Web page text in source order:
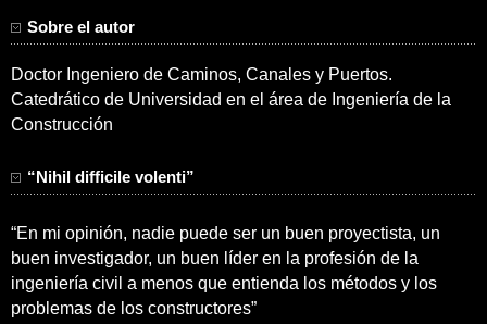
Sobre el autor
Doctor Ingeniero de Caminos, Canales y Puertos.
Catedrático de Universidad en el área de Ingeniería de la
Construcción
“Nihil difficile volenti”
“En mi opinión, nadie puede ser un buen proyectista, un
buen investigador, un buen líder en la profesión de la
ingeniería civil a menos que entienda los métodos y los
problemas de los constructores”